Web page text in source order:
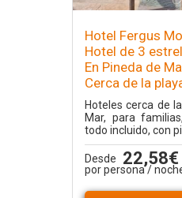
Hotel Fergus
Hotel de 3
En Pineda de
Cerca de la
Hoteles cerca de
Mar, para
todo incluido, con
Desde 22,58€
por persona /